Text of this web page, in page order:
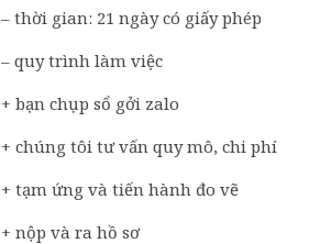
– thời gian: 21 ngày có giấy phép
– quy trình làm việc
+ bạn chụp sổ gởi zalo
+ chúng tôi tư vấn quy mô, chi phí
+ tạm ứng và tiến hành đo vẽ
+ nộp và ra hồ sơ